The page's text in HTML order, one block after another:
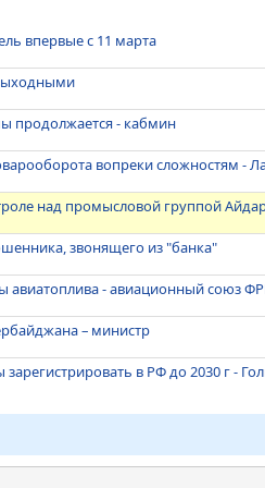
впервые с 11 марта
продолжается - кабмин
вопреки сложностям -
над промысловой группой
звонящего из "банка"
авиатоплива - авиационный союз
– министр
в РФ до 2030 г -